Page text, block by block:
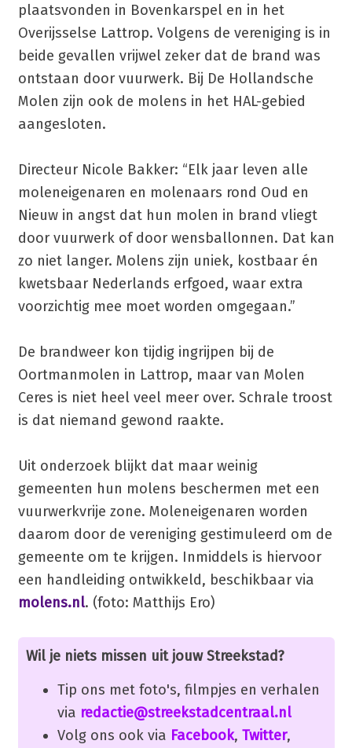
plaatsvonden in Bovenkarspel en in het
Overijsselse Lattrop. Volgens de vereniging is in
beide gevallen vrijwel zeker dat de brand was
ontstaan door vuurwerk. Bij De Hollandsche
Molen zijn ook de molens in het HAL-gebied
aangesloten.
Directeur Nicole Bakker: “Elk jaar leven alle
moleneigenaren en molenaars rond Oud en
Nieuw in angst dat hun molen in brand vliegt
door vuurwerk of door wensballonnen. Dat kan
zo niet langer. Molens zijn uniek, kostbaar én
kwetsbaar Nederlands erfgoed, waar extra
voorzichtig mee moet worden omgegaan.”
De brandweer kon tijdig ingrijpen bij de
Oortmanmolen in Lattrop, maar van Molen
Ceres is niet heel veel meer over. Schrale troost
is dat niemand gewond raakte.
Uit onderzoek blijkt dat maar weinig
gemeenten hun molens beschermen met een
vuurwerkvrije zone. Moleneigenaren worden
daarom door de vereniging gestimuleerd om de
gemeente om te krijgen. Inmiddels is hiervoor
een handleiding ontwikkeld, beschikbaar via
molens.nl. (foto: Matthijs Ero)
Wil je niets missen uit jouw Streekstad?
Tip ons met foto's, filmpjes en verhalen
via redactie@streekstadcentraal.nl
Volg ons ook via Facebook, Twitter,